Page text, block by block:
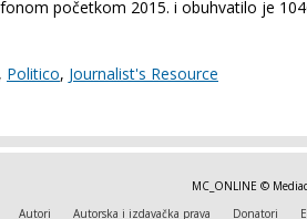
početkom 2015. i obuhvatilo je
, Politico, Journalist's Resource
MC_ONLINE ©
Autori
Autorska i izdavačka prava Donatori